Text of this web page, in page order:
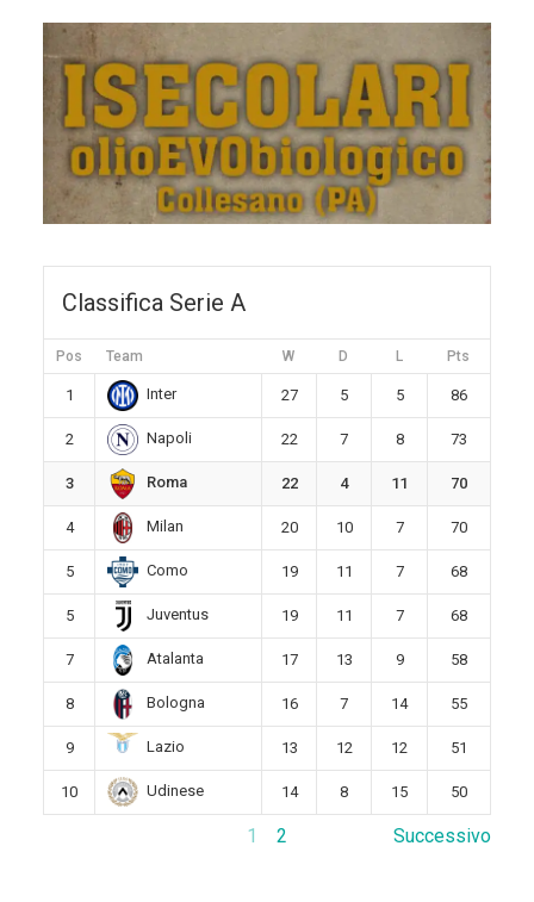
Classifica Serie A
Pos Team W D L Pts
1 Inter 27 5 5 86
2 Napoli 22 7 8 73
3 Roma 22 4 11 70
4 Milan 20 10 7 70
5 Como 19 11 7 68
5 Juventus 19 11 7 68
7 Atalanta 17 13 9 58
8 Bologna 16 7 14 55
9 Lazio 13 12 12 51
10 Udinese 14 8 15 50
1 2 Successivo